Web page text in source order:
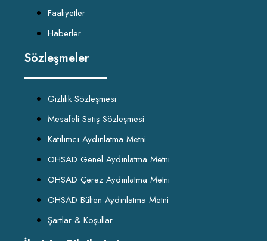
Faaliyetler
Haberler
Sözleşmeler
Gizlilik Sözleşmesi
Mesafeli Satış Sözleşmesi
Katılımcı Aydınlatma Metni
OHSAD Genel Aydınlatma Metni
OHSAD Çerez Aydınlatma Metni
OHSAD Bülten Aydınlatma Metni
Şartlar & Koşullar